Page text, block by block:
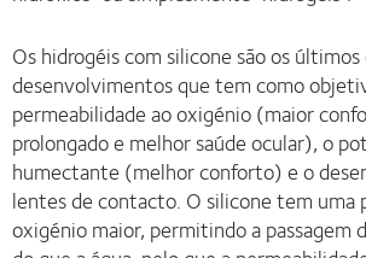
Os hidrogéis com silicone são os
desenvolvimentos que tem como
permeabilidade ao oxigénio (maior
prolongado e melhor saúde ocular), o
humectante (melhor conforto) e o
lentes de contacto. O silicone tem uma
oxigénio maior, permitindo a passagem